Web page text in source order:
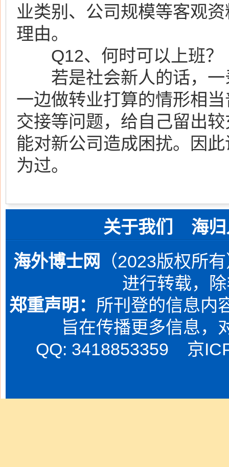
业类别、公司规模等客观
理由。
Q12、何时可以上班？
若是社会新人的话，一
一边做转业打算的情形相
交接等问题，给自己留出
能对新公司造成困扰。因
为过。
关于我们 海
海外博士网
（2023版权所
进行转载，
郑重声明： 所刊登的信息内
旨在传播更多信息，
QQ: 3418853359 京